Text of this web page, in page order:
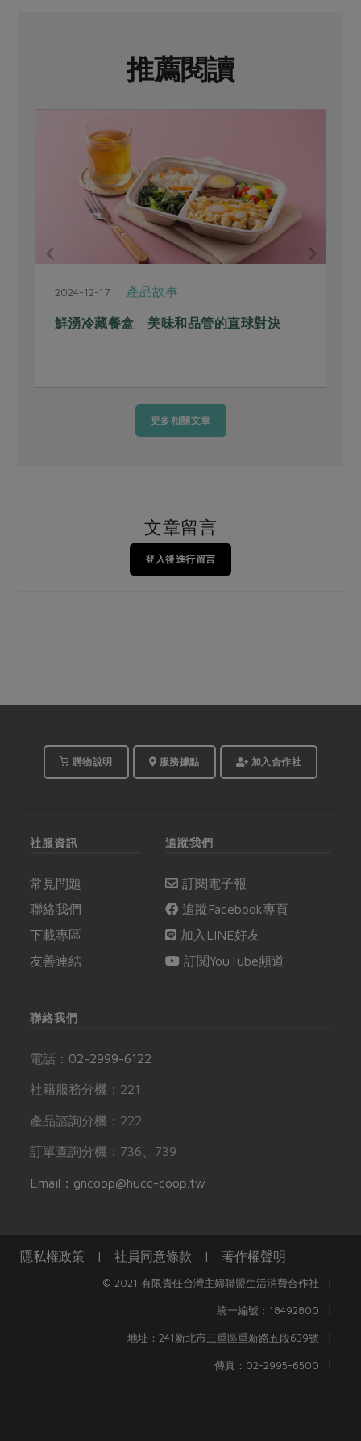
推薦閱讀
2024-12-17 產品故事
鮮湧冷藏餐盒 美味和品管的直球對決
更多相關文章
文章留言
登入後進行留言
購物說明 服務據點 加入合作社
社服資訊
常見問題
聯絡我們
下載專區
友善連結
追蹤我們
訂閱電子報
追蹤Facebook專頁
加入LINE好友
訂閱YouTube頻道
聯絡我們
電話： 02-2999-6122
社籍服務分機：221
產品諮詢分機：222
訂單查詢分機：736、739
Email：gncoop@hucc-coop.tw
隱私權政策 | 社員同意條款 | 著作權聲明
© 2021 有限責任台灣主婦聯盟生活消費合作社 |
統一編號：18492800 |
地址：241新北市三重區重新路五段639號 |
傳真：02-2995-6500 |